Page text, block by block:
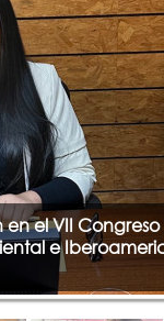
el VII Congreso
e